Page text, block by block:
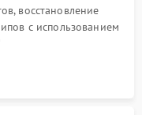
восстановление
с использованием
микросхемы
портов USB